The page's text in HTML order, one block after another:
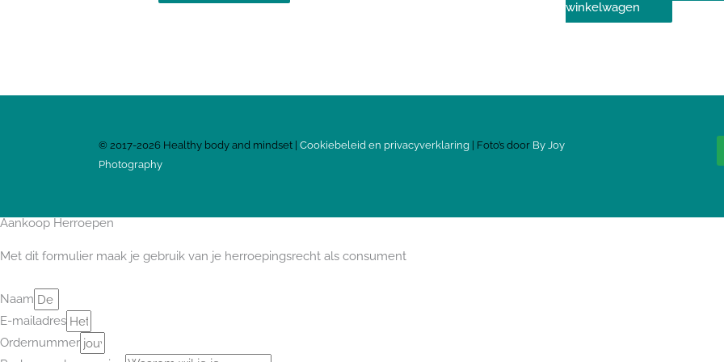
winkelwagen
© 2017-2026 Healthy body and mindset | Cookiebeleid en privacyverklaring | Foto’s door By Joy
Photography
Aankoop Herroepen
Met dit formulier maak je gebruik van je herroepingsrecht als consument
Naam
E-mailadres
Ordernummer